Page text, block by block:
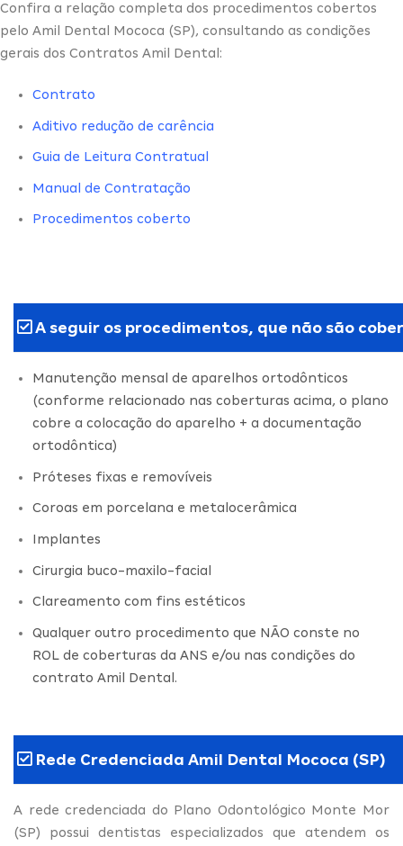
Confira a relação completa dos procedimentos cobertos
pelo Amil Dental Mococa (SP), consultando as condições
gerais dos Contratos Amil Dental:
Contrato
Aditivo redução de carência
Guia de Leitura Contratual
Manual de Contratação
Procedimentos coberto
A seguir os procedimentos, que não são
Manutenção mensal de aparelhos ortodônticos
(conforme relacionado nas coberturas acima, o plano
cobre a colocação do aparelho + a documentação
ortodôntica)
Próteses fixas e removíveis
Coroas em porcelana e metalocerâmica
Implantes
Cirurgia buco-maxilo-facial
Clareamento com fins estéticos
Qualquer outro procedimento que NÃO conste no
ROL de coberturas da ANS e/ou nas condições do
contrato Amil Dental.
Rede Credenciada Amil Dental Mococa (SP)
A rede credenciada do Plano Odontológico Monte Mor
(SP) possui dentistas especializados que atendem os